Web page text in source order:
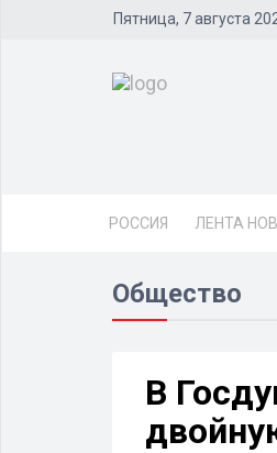
Пятница, 7 августа
РОССИЯ ЛЕНТА
Общество
В